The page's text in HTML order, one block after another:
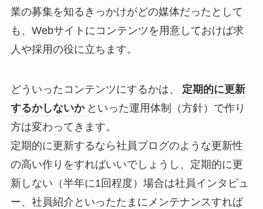
業の募集を知るきっかけがどの媒体だったとして
も、Webサイトにコンテンツを用意しておけば求
人や採用の役に立ちます。
どういったコンテンツにするかは、
定期的に更新
するかしないか といった運用体制（方針）で作り
方は変わってきます。
定期的に更新するなら社員ブログのような更新性
の高い作りをすればいいでしょうし、定期的に更
新しない（半年に1回程度）場合は社員インタビュ
ー、社員紹介といったたまにメンテナンスすれば